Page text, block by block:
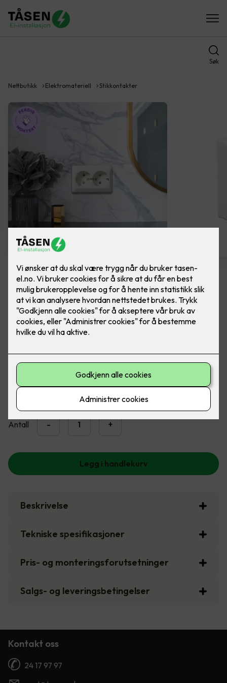
Søk
Nettbutikk Elektromateriell Stikkontakter
Dobbel stikkontakt ELKO
Ferdig montert ELKO RS1090 PT stikk m/j P PH
2,300,-
Antall - +
Legg i handlekurv
Beskrivelse
Tekniske spesifikasjoner
Pris- og monteringsforutsetninger
Salgs- og leveringsbetingelser
Kontakt oss
24 17 97 97